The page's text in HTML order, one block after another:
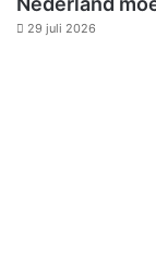
29 juli 2026